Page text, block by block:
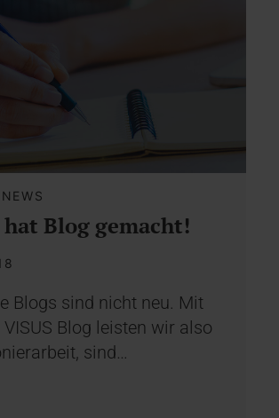
NEWS
hat Blog gemacht!
Blogs sind nicht neu. Mit
Blog leisten wir also
sind…